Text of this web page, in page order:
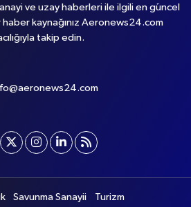
ve uzay haberleri ile ilgili en güncel
kaynağınız Aeronews24.com
takip edin.
Savunma Sanayii Turizm